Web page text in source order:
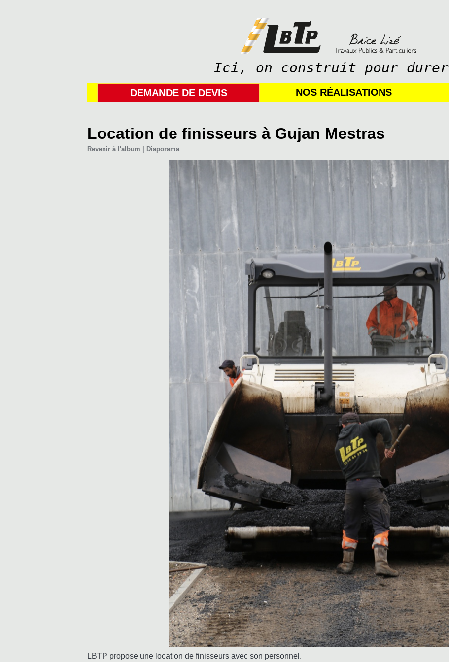
Ici, on construit pour durer
DEMANDE DE DEVIS NOS RÉALISATIONS
Location de finisseurs à Gujan Mestras
Revenir à l'album Diaporama
LBTP propose une location de finisseurs avec son personnel.